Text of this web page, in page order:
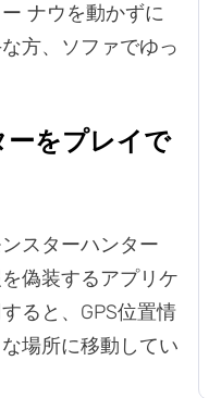
ナウを動かずに
方、ソファでゆっ
ーをプレイで
スターハンター
偽装するアプリケ
ると、GPS位置情
場所に移動してい